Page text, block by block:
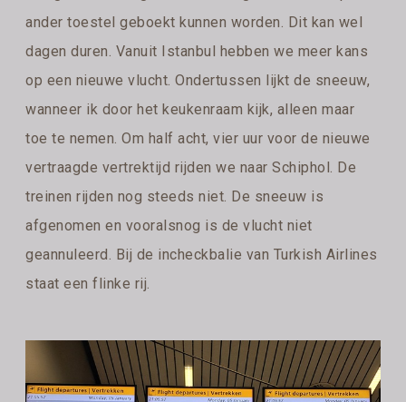
ander toestel geboekt kunnen worden. Dit kan wel
dagen duren. Vanuit Istanbul hebben we meer kans
op een nieuwe vlucht. Ondertussen lijkt de sneeuw,
wanneer ik door het keukenraam kijk, alleen maar
toe te nemen. Om half acht, vier uur voor de nieuwe
vertraagde vertrektijd rijden we naar Schiphol. De
treinen rijden nog steeds niet. De sneeuw is
afgenomen en vooralsnog is de vlucht niet
geannuleerd. Bij de incheckbalie van Turkish Airlines
staat een flinke rij.